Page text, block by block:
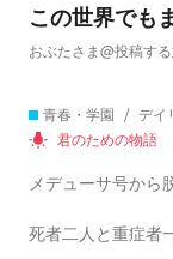
この世界でも
おぶたさま@投稿する
青春・学園 デイ
wb_incandescent 君のための物語
メデューサ号から
死者二人と重症者